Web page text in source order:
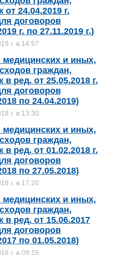
24.04.2019 г.
договоров
г. по 27.11.2019 г.)
г. в 14:57
медицинских и иных,
граждан,
ред. от 25.05.2018 г.
договоров
по 24.04.2019)
г. в 13:30
медицинских и иных,
граждан,
ред. от 01.02.2018 г.
договоров
по 27.05.2018)
г. в 17:20
медицинских и иных,
граждан,
ред. от 15.06.2017
договоров
по 01.05.2018)
г. в 09:15